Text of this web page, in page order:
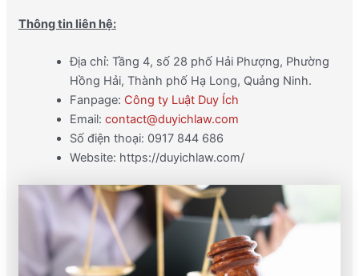
Thông tin liên hệ:
Địa chỉ: Tầng 4, số 28 phố Hải Phượng, Phường
Hồng Hải, Thành phố Hạ Long, Quảng Ninh.
Fanpage: Công ty Luật Duy Ích
Email: contact@duyichlaw.com
Số điện thoại: 0917 844 686
Website: https://duyichlaw.com/